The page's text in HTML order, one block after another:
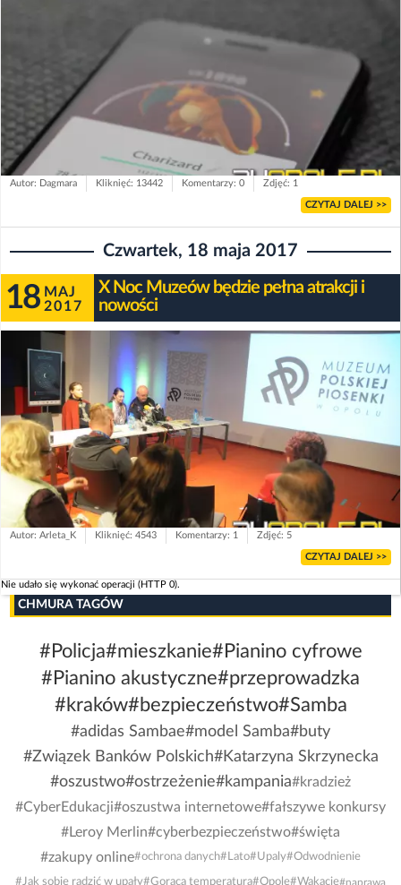
Autor: Dagmara Kliknięć: 13442 Komentarzy: 0 Zdjęć: 1
CZYTAJ DALEJ >>
Czwartek, 18 maja 2017
18 MAJ
2017
X Noc Muzeów będzie pełna atrakcji i
nowości
Autor: Arleta_K Kliknięć: 4543 Komentarzy: 1 Zdjęć: 5
CZYTAJ DALEJ >>
Nie udało się wykonać operacji (HTTP 0).
CHMURA TAGÓW
#Policja#mieszkanie#Pianino cyfrowe
#Pianino akustyczne#przeprowadzka
#kraków#bezpieczeństwo#Samba
#adidas Sambae#model Samba#buty
#Związek Banków Polskich#Katarzyna Skrzynecka
#oszustwo#ostrzeżenie#kampania#kradzież
#CyberEdukacji#oszustwa internetowe#fałszywe konkursy
#Leroy Merlin#cyberbezpieczeństwo#święta
#zakupy online#ochrona danych#Lato#Upaly#Odwodnienie
#Jak sobie radzić w upały#Gorąca temperatura#Opole#Wakacje#naprawa